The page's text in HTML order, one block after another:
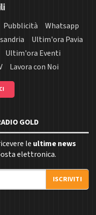
Pubblicità
Whatsapp
Ultim'ora Pavia
Ultim'ora Eventi
Lavora con Noi
GOLD
le ultime news
elettronica.
ISCRIVITI